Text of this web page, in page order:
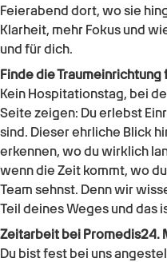
Feierabend dort, wo sie
Klarheit, mehr Fokus und
und für dich.
Finde die Traumeinrichtung
Kein Hospitationstag, bei
Seite zeigen: Du erlebst
sind. Dieser ehrliche Blick
erkennen, wo du wirklich
wenn die Zeit kommt, wo
Team sehnst. Denn wir
Teil deines Weges und das
Zeitarbeit bei Promedis24.
Du bist fest bei uns